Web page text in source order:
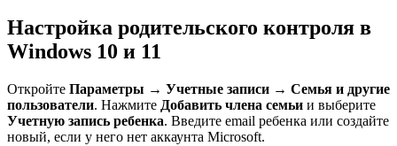
Настройка родительского контроля в
Windows 10 и 11
Откройте Параметры → Учетные записи → Семья и другие
пользователи. Нажмите Добавить члена семьи и выберите
Учетную запись ребенка. Введите email ребенка или создайте
новый, если у него нет аккаунта Microsoft.